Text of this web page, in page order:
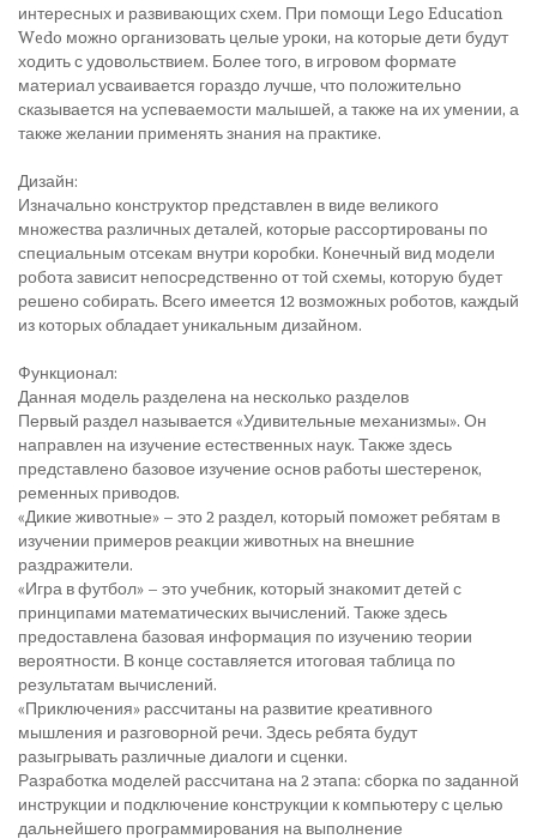
интересных и развивающих схем. При помощи Lego Education
Wedo можно организовать целые уроки, на которые дети будут
ходить с удовольствием. Более того, в игровом формате
материал усваивается гораздо лучше, что положительно
сказывается на успеваемости малышей, а также на их умении, а
также желании применять знания на практике.
Дизайн:
Изначально конструктор представлен в виде великого
множества различных деталей, которые рассортированы по
специальным отсекам внутри коробки. Конечный вид модели
робота зависит непосредственно от той схемы, которую будет
решено собирать. Всего имеется 12 возможных роботов, каждый
из которых обладает уникальным дизайном.
Функционал:
Данная модель разделена на несколько разделов
Первый раздел называется «Удивительные механизмы». Он
направлен на изучение естественных наук. Также здесь
представлено базовое изучение основ работы шестеренок,
ременных приводов.
«Дикие животные» – это 2 раздел, который поможет ребятам в
изучении примеров реакции животных на внешние
раздражители.
«Игра в футбол» – это учебник, который знакомит детей с
принципами математических вычислений. Также здесь
предоставлена базовая информация по изучению теории
вероятности. В конце составляется итоговая таблица по
результатам вычислений.
«Приключения» рассчитаны на развитие креативного
мышления и разговорной речи. Здесь ребята будут
разыгрывать различные диалоги и сценки.
Разработка моделей рассчитана на 2 этапа: сборка по заданной
инструкции и подключение конструкции к компьютеру с целью
дальнейшего программирования на выполнение